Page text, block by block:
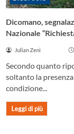
Dicomano,
Nazionale
Julian Zeni
Secondo quanto
soltanto la
condizione...
Leggi di più